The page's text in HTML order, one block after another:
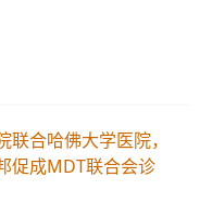
联合哈佛大学医院，
促成MDT联合会诊